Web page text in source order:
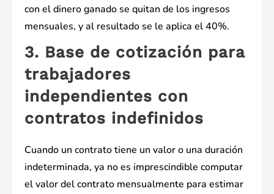
con el dinero ganado se quitan de los ingresos
mensuales, y al resultado se le aplica el 40%.
3. Base de cotización para
trabajadores
independientes con
contratos indefinidos
Cuando un contrato tiene un valor o una duración
indeterminada, ya no es imprescindible computar
el valor del contrato mensualmente para estimar